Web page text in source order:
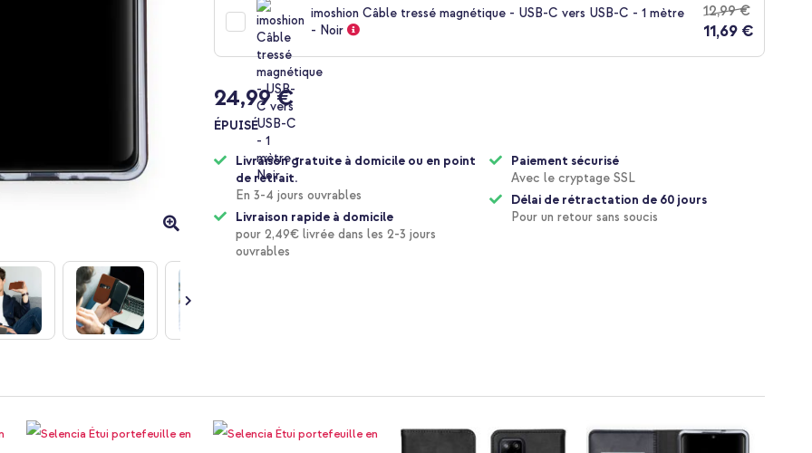
imoshion Câble tressé magnétique - USB-C vers USB-C - 1 mètre
- Noir
12,99 €
11,69 €
24,99 €
ÉPUISÉ
Livraison gratuite à domicile ou en point
de retrait.
En 3-4 jours ouvrables
Livraison rapide à domicile
pour 2,49€ livrée dans les 2-3 jours
ouvrables
Paiement sécurisé
Avec le cryptage SSL
Délai de rétractation de 60 jours
Pour un retour sans soucis